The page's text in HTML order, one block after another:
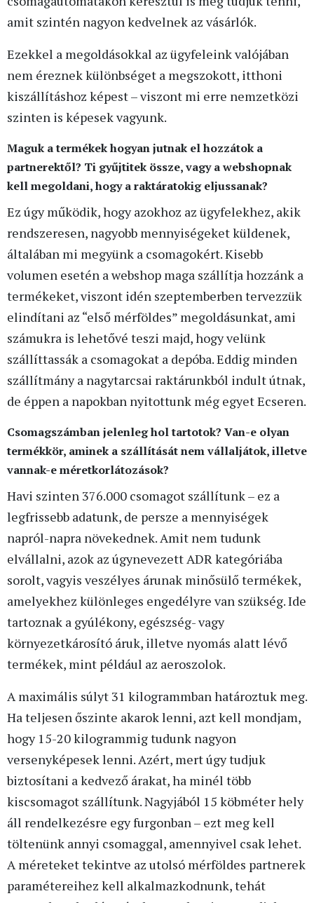
amit szintén nagyon kedvelnek az vásárlók.
Ezekkel a megoldásokkal az ügyfeleink valójában
nem éreznek különbséget a megszokott, itthoni
kiszállításhoz képest – viszont mi erre nemzetközi
szinten is képesek vagyunk.
Maguk a termékek hogyan jutnak el hozzátok a
partnerektől? Ti gyűjtitek össze, vagy a webshopnak
kell megoldani, hogy a raktáratokig eljussanak?
Ez úgy működik, hogy azokhoz az ügyfelekhez, akik
rendszeresen, nagyobb mennyiségeket küldenek,
általában mi megyünk a csomagokért. Kisebb
volumen esetén a webshop maga szállítja hozzánk a
termékeket, viszont idén szeptemberben tervezzük
elindítani az “első mérföldes” megoldásunkat, ami
számukra is lehetővé teszi majd, hogy velünk
szállíttassák a csomagokat a depóba. Eddig minden
szállítmány a nagytarcsai raktárunkból indult útnak,
de éppen a napokban nyitottunk még egyet Ecseren.
Csomagszámban jelenleg hol tartotok? Van-e olyan
termékkör, aminek a szállítását nem vállaljátok, illetve
vannak-e méretkorlátozások?
Havi szinten 376.000 csomagot szállítunk – ez a
legfrissebb adatunk, de persze a mennyiségek
napról-napra növekednek. Amit nem tudunk
elvállalni, azok az úgynevezett ADR kategóriába
sorolt, vagyis veszélyes árunak minősülő termékek,
amelyekhez különleges engedélyre van szükség. Ide
tartoznak a gyúlékony, egészség- vagy
környezetkárosító áruk, illetve nyomás alatt lévő
termékek, mint például az aeroszolok.
A maximális súlyt 31 kilogrammban határoztuk meg.
Ha teljesen őszinte akarok lenni, azt kell mondjam,
hogy 15-20 kilogrammig tudunk nagyon
versenyképesek lenni. Azért, mert úgy tudjuk
biztosítani a kedvező árakat, ha minél több
kiscsomagot szállítunk. Nagyjából 15 köbméter hely
áll rendelkezésre egy furgonban – ezt meg kell
töltenünk annyi csomaggal, amennyivel csak lehet.
A méreteket tekintve az utolsó mérföldes partnerek
paramétereihez kell alkalmazkodnunk, tehát